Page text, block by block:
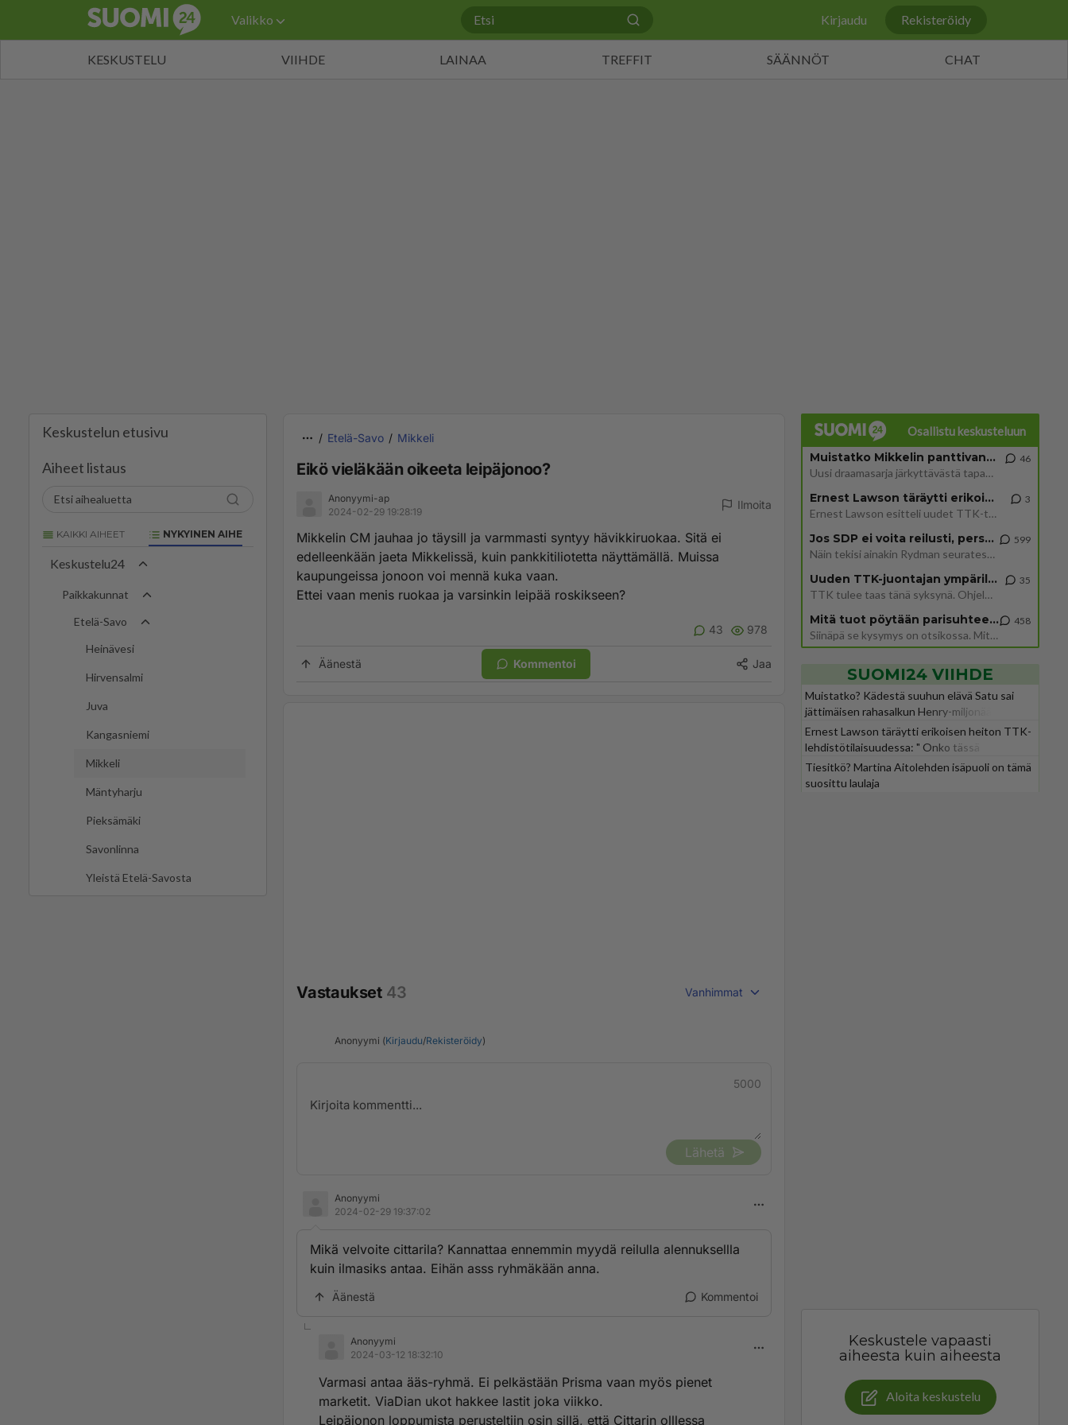
Valikko Kirjaudu Rekisteröidy
KESKUSTELU VIIHDE LAINAA TREFFIT SÄÄNNÖT CHAT
Keskustelun etusivu
Aiheet listaus
KAIKKI AIHEET NYKYINEN AIHE
Keskustelu24
Paikkakunnat
Etelä-Savo
Heinävesi
Hirvensalmi
Juva
Kangasniemi
Mikkeli
Mäntyharju
Pieksämäki
Savonlinna
Yleistä Etelä-Savosta
Etelä-Savo Mikkeli
Eikö vieläkään oikeeta leipäjonoo?
Anonyymi-ap
2024-02-29 19:28:19
Ilmoita
Mikkelin CM jauhaa jo täysill ja varmmasti syntyy hävikkiruokaa. Sitä ei
edelleenkään jaeta Mikkelissä, kuin pankkitiliotetta näyttämällä. Muissa
kaupungeissa jonoon voi mennä kuka vaan.
Ettei vaan menis ruokaa ja varsinkin leipää roskikseen?
43 978
Äänestä Kommentoi Jaa
Vastaukset 43 Vanhimmat
Anonyymi (Kirjaudu/Rekisteröidy)
5000
Lähetä
Anonyymi
2024-02-29 19:37:02
Mikä velvoite cittarila? Kannattaa ennemmin myydä reilulla alennuksellla
kuin ilmasiks antaa. Eihän asss ryhmäkään anna.
Äänestä Kommentoi
Anonyymi
2024-03-12 18:32:10
Varmasi antaa ääs-ryhmä. Ei pelkästään Prisma vaan myös pienet
marketit. ViaDian ukot hakkee lastit joka viikko.
Leipäjonon loppumista perusteltiin osin sillä, että Cittarin olllessa
Osallistu keskusteluun
Muistatko Mikkelin panttivankidraaman?
Uusi draamasarja järkyttävästä tapauksesta on tulossa. Tositapahtumiin perustuva sarja ammentaa vuoden 1986 Mikkelin pan
46
Ernest Lawson täräytti erikoisen heiton TTK-lehdistötilaisuudessa: " Onko tässä tarkoituksena...?"
Ernest Lawson esitteli uudet TTK-tähtioppilaat ja opettajat torstaina 6.8. lehdistölle. Tulevalla kaudella on yksi hausk
3
Jos SDP ei voita reilusti, persut kumoavat demokratian Suomesta
Näin tekisi ainakin Rydman seuratessaan idolinsa Trumpin mallia https://www.is.fi/politiikka/art-2000012187244.html
599
Uuden TTK-juontajan ympärillä epätietoisuus sakenee - Nyt MTV hämmentää soppaa
TTK tulee taas tänä syksynä. Ohjelman uudet tähtioppilaat julkistetaan torstaina 6. elokuuta klo 14 alkavassa lehdistö
35
Mitä tuot pöytään parisuhteessa?
Siinäpä se kysymys on otsikossa. Mitäpä siis tuot/toisit pöytään parisuhteessa? Oletko mies vai nainen? Koetko sen mitä
458
SUOMI24 VIIHDE
Muistatko? Kädestä suuhun elävä Satu sai
jättimäisen rahasalkun Henry-miljonääriltä
Ernest Lawson täräytti erikoisen heiton TTK-
lehdistötilaisuudessa: " Onko tässä
tarkoituksena...?"
Tiesitkö? Martina Aitolehden isäpuoli on tämä
suosittu laulaja
Keskustele vapaasti
aiheesta kuin aiheesta
Aloita keskustelu